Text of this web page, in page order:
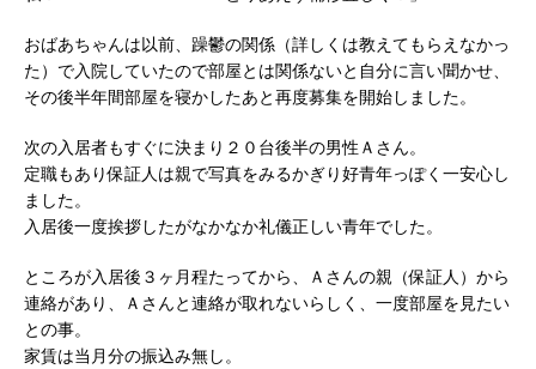
おばあちゃんは以前、躁鬱の関係（詳しくは教えてもらえなかっ
た）で入院していたので部屋とは関係ないと自分に言い聞かせ、
その後半年間部屋を寝かしたあと再度募集を開始しました。
次の入居者もすぐに決まり２０台後半の男性Ａさん。
定職もあり保証人は親で写真をみるかぎり好青年っぽく一安心し
ました。
入居後一度挨拶したがなかなか礼儀正しい青年でした。
ところが入居後３ヶ月程たってから、Ａさんの親（保証人）から
連絡があり、Ａさんと連絡が取れないらしく、一度部屋を見たい
との事。
家賃は当月分の振込み無し。